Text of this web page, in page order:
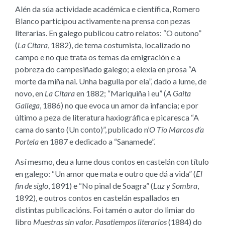
Alén da súa actividade académica e científica, Romero
Blanco participou activamente na prensa con pezas
literarias. En galego publicou catro relatos: “O outono”
(La Cítara, 1882), de tema costumista, localizado no
campo e no que trata os temas da emigración e a
pobreza do campesiñado galego; a elexía en prosa “A
morte da miña nai. Unha bagulla por ela”, dado a lume, de
novo, en La Cítaraen 1882; “Mariquiña i eu” (A Gaita
Gallega, 1886) no que evoca un amor da infancia; e por
último a peza de literatura haxiográfica e picaresca “A
cama do santo (Un conto)”, publicado n’O Tío Marcos d’a
Portelaen 1887 e dedicado a “Sanamede”.
Así mesmo, deu a lume dous contos en castelán con título
en galego: “Un amor que mata e outro que dá a vida” (El
fin de siglo, 1891) e “No pinal de Soagra” (Luz y Sombra,
1892), e outros contos en castelán espallados en
distintas publicacións. Foi tamén o autor do limiar do
libro Muestras sin valor. Pasatiempos literarios(1884) do